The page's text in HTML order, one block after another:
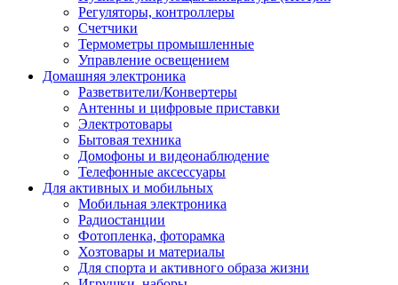
Регуляторы, контроллеры
Счетчики
Термометры промышленные
Управление освещением
Домашняя электроника
Разветвители/Конвертеры
Антенны и цифровые приставки
Электротовары
Бытовая техника
Домофоны и видеонаблюдение
Телефонные аксессуары
Для активных и мобильных
Мобильная электроника
Радиостанции
Фотопленка, фоторамка
Хозтовары и материалы
Для спорта и активного образа жизни